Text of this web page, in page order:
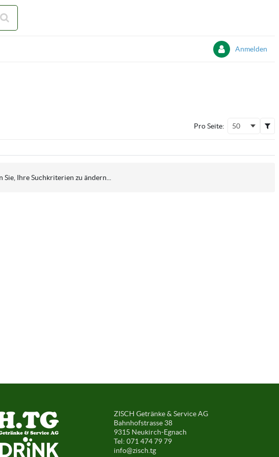
Anmelden
Pro Seite: 50
Ihre Suchkriterien zu ändern...
ZISCH Getränke & Service AG
Bahnhofstrasse 38
9315 Neukirch-Egnach
Tel: 071 474 79 79
info@zisch.tg